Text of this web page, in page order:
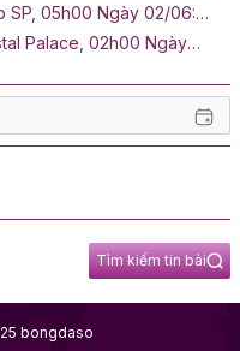
SP, 05h00 Ngày 02/06:
Palace, 02h00 Ngày
Tìm kiếm tin bài
bongdaso